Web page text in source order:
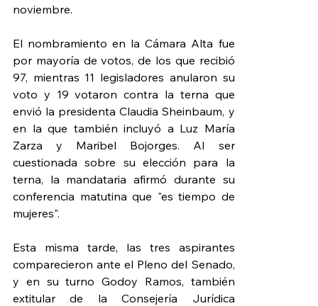
noviembre.
El nombramiento en la Cámara Alta fue
por mayoría de votos, de los que recibió
97, mientras 11 legisladores anularon su
voto y 19 votaron contra la terna que
envió la presidenta Claudia Sheinbaum, y
en la que también incluyó a Luz María
Zarza y Maribel Bojorges. Al ser
cuestionada sobre su elección para la
terna, la mandataria afirmó durante su
conferencia matutina que "es tiempo de
mujeres".
Esta misma tarde, las tres aspirantes
comparecieron ante el Pleno del Senado,
y en su turno Godoy Ramos, también
extitular de la Consejería Jurídica